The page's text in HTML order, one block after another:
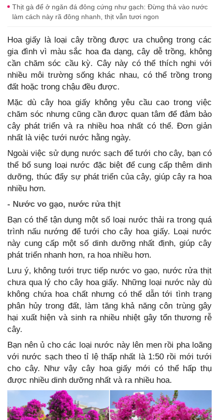
Thịt gà để ở ngăn đá đông cứng như gạch: Đừng thả vào nước
làm cách này rã đông nhanh, thịt vẫn tươi ngon
Hoa giấy là loại cây trồng được ưa chuộng trong các
gia đình vì màu sắc hoa đa dạng, cây dễ trồng, không
cần chăm sóc cầu kỳ. Cây này có thể thích nghi với
nhiều môi trường sống khác nhau, có thể trồng trong
đất hoặc trong chậu đều được.
Mặc dù cây hoa giấy không yêu cầu cao trong việc
chăm sóc nhưng cũng cần được quan tâm để đảm bảo
cây phát triển và ra nhiều hoa nhất có thể. Đơn giản
nhất là việc tưới nước hằng ngày.
Ngoài việc sử dụng nước sạch để tưới cho cây, bạn có
thể bổ sung loại nước đặc biệt để cung cấp thêm dinh
dưỡng, thúc đẩy sự phát triển của cây, giúp cây ra hoa
nhiều hơn.
- Nước vo gạo, nước rửa thịt
Bạn có thể tận dụng một số loại nước thải ra trong quá
trình nấu nướng để tưới cho cây hoa giấy. Loại nước
này cung cấp một số dinh dưỡng nhất định, giúp cây
phát triển nhanh hơn, ra hoa nhiều hơn.
Lưu ý, không tưới trực tiếp nước vo gạo, nước rửa thịt
chưa qua lý cho cây hoa giấy. Những loại nước này dù
không chứa hoa chất nhưng có thể dẫn tới tình trạng
phân hủy trong đất, làm tăng khả năng côn trùng gây
hại xuất hiện và sinh ra nhiều nhiệt gây tổn thương rễ
cây.
Bạn nên ủ cho các loại nước này lên men rồi pha loãng
với nước sạch theo tỉ lệ thấp nhất là 1:50 rồi mới tưới
cho cây. Như vậy cây hoa giấy mới có thể hấp thụ
được nhiều dinh dưỡng nhất và ra nhiều hoa.